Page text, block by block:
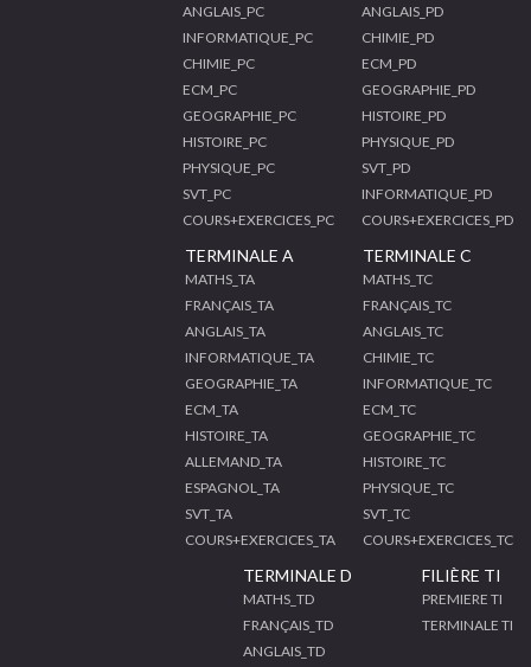
ANGLAIS_PC
INFORMATIQUE_PC
CHIMIE_PC
ECM_PC
GEOGRAPHIE_PC
HISTOIRE_PC
PHYSIQUE_PC
SVT_PC
COURS+EXERCICES_PC
ANGLAIS_PD
CHIMIE_PD
ECM_PD
GEOGRAPHIE_PD
HISTOIRE_PD
PHYSIQUE_PD
SVT_PD
INFORMATIQUE_PD
COURS+EXERCICES_PD
TERMINALE A
MATHS_TA
FRANÇAIS_TA
ANGLAIS_TA
INFORMATIQUE_TA
GEOGRAPHIE_TA
ECM_TA
HISTOIRE_TA
ALLEMAND_TA
ESPAGNOL_TA
SVT_TA
COURS+EXERCICES_TA
TERMINALE C
MATHS_TC
FRANÇAIS_TC
ANGLAIS_TC
CHIMIE_TC
INFORMATIQUE_TC
ECM_TC
GEOGRAPHIE_TC
HISTOIRE_TC
PHYSIQUE_TC
SVT_TC
COURS+EXERCICES_TC
TERMINALE D
MATHS_TD
FRANÇAIS_TD
ANGLAIS_TD
FILIÈRE TI
PREMIERE TI
TERMINALE TI